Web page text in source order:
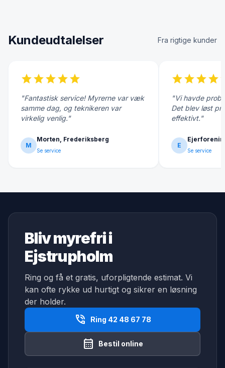
Kundeudtalelser Fra rigtige kunder
starstarstarstarstar
"Fantastisk service! Myrerne var væk
samme dag, og teknikeren var
virkelig venlig."
M
Morten, Frederiksberg
Se service
starstarstarstar
"Vi havde
Det blev løst
effektivt."
E
Se service
Bliv myrefri i
Ejstrupholm
Ring og få et gratis, uforpligtende estimat. Vi
kan ofte rykke ud hurtigt og sikrer en løsning
der holder.
phone_in_talk Ring 42 48 67 78
calendar_month Bestil online